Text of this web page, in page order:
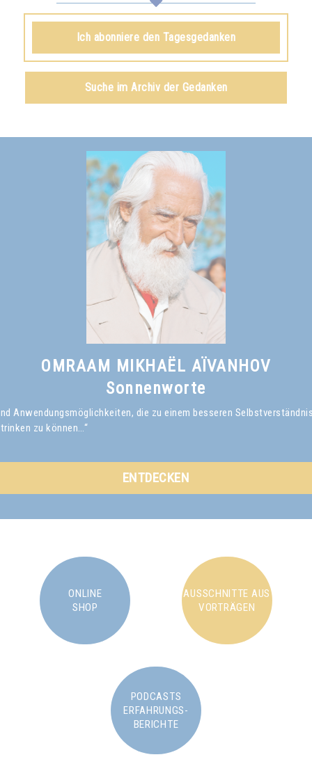
Geschöpfen gegeben habt, kommt sofort etwas von oben, um euch zu
füllen.*
Omraam Mikhaël Aïvanhov
Siehe das BuchGeistiges und künstlerisches Schaffen,
Ich abonniere den Tagesgedanken
Suche im Archiv der Gedanken
OMRAAM MIKHAËL AÏVANHOV
Sonnenworte
Anwendungsmöglichkeiten, die zu einem besseren
zu können…“
ENTDECKEN
ONLINE
SHOP
AUSSCHNITTE AUS
VORTRÄGEN
PODCASTS
ERFAHRUNGS-
BERICHTE